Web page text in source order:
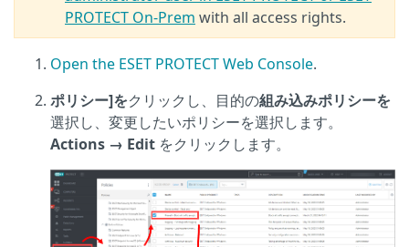
PROTECT On-Prem with all access rights.
Open the ESET PROTECT Web Console.
ポリシー]をクリックし、目的の組み込みポリシーを
選択し、変更したいポリシーを選択します。
Actions → Edit をクリックします。